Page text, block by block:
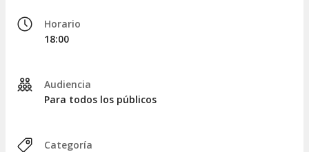
Horario
18:00
Audiencia
Para todos los públicos
Categoría